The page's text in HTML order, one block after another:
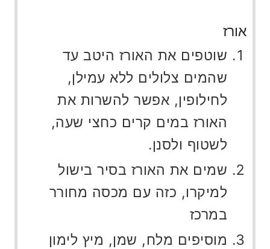
אורז
שוטפים את האורז היטב עד
שהמים צלולים ללא עמילן,
לחילופין, אפשר להשרות את
האורז במים קרים כחצי שעה,
לשטוף ולסנן.
שמים את האורז בסיר בישול
למיקרו, כזה עם מכסה מחורר
במרכז
מוסיפים מלח, שמן, מיץ לימון